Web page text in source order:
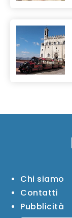
Chi siamo
Contatti
Pubblicità